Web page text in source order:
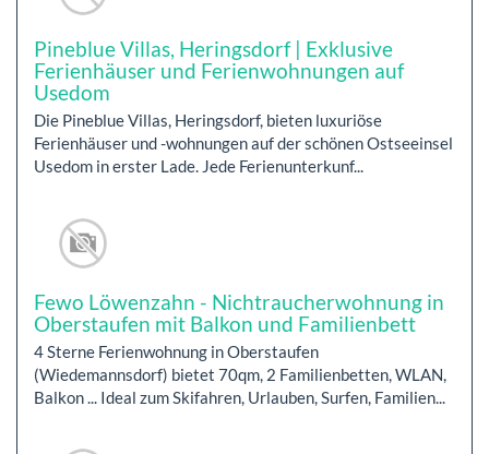
Pineblue Villas, Heringsdorf | Exklusive
Ferienhäuser und Ferienwohnungen auf
Usedom
Die Pineblue Villas, Heringsdorf, bieten luxuriöse
Ferienhäuser und -wohnungen auf der schönen Ostseeinsel
Usedom in erster Lade. Jede Ferienunterkunf...
Fewo Löwenzahn - Nichtraucherwohnung in
Oberstaufen mit Balkon und Familienbett
4 Sterne Ferienwohnung in Oberstaufen
(Wiedemannsdorf) bietet 70qm, 2 Familienbetten, WLAN,
Balkon ... Ideal zum Skifahren, Urlauben, Surfen, Familien...